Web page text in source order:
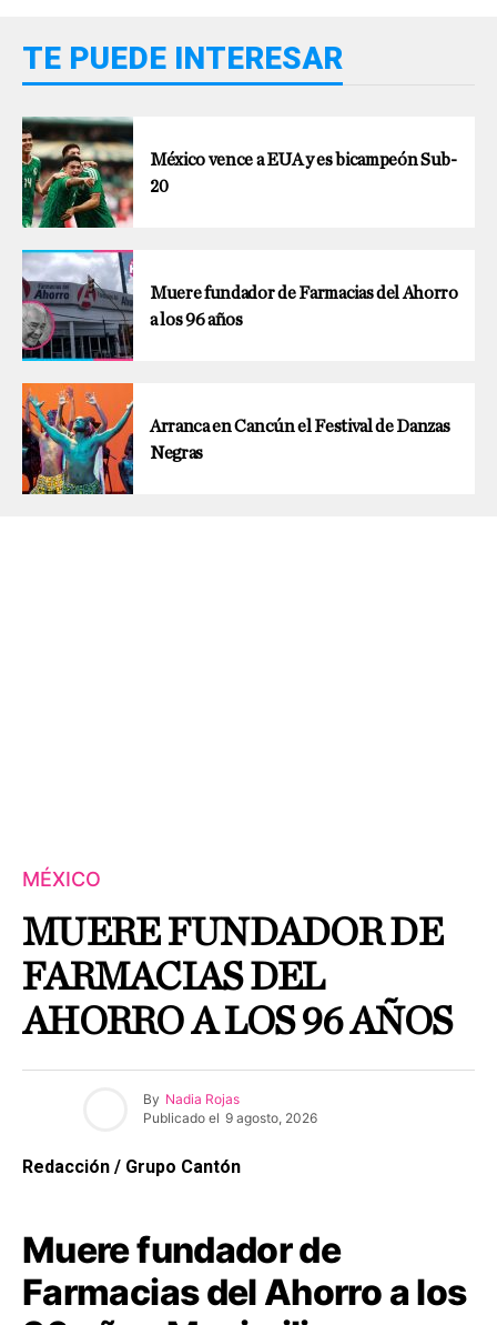
TE PUEDE INTERESAR
México vence a EUA y es bicampeón Sub-
20
Muere fundador de Farmacias del Ahorro
a los 96 años
Arranca en Cancún el Festival de Danzas
Negras
MÉXICO
MUERE FUNDADOR DE
FARMACIAS DEL
AHORRO A LOS 96 AÑOS
By Nadia Rojas
Publicado el 9 agosto, 2026
Redacción / Grupo Cantón
Muere fundador de
Farmacias del Ahorro a los